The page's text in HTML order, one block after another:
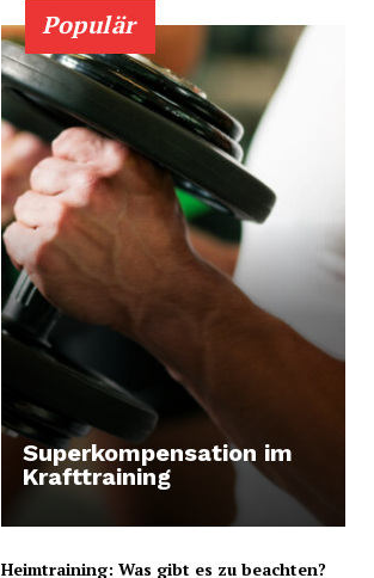
Populär
Superkompensation im
Krafttraining
Heimtraining: Was gibt es zu beachten?